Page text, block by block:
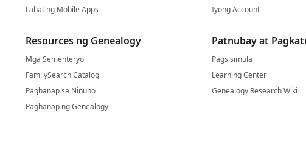
Lahat ng Mobile Apps
Resources ng Genealogy
Mga Sementeryo
FamilySearch Catalog
Paghanap sa Ninuno
Paghanap ng Genealogy
Iyong Account
Patnubay at
Pagsisimula
Learning Center
Genealogy Research Wiki